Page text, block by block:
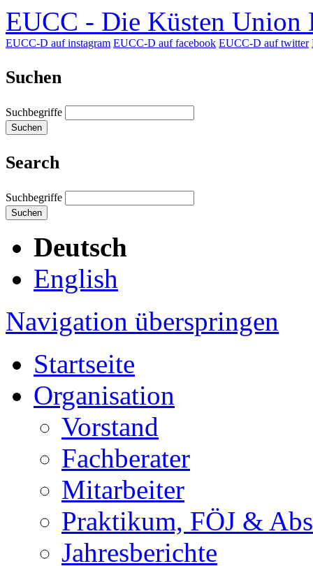
EUCC - Die Küsten Union
EUCC-D auf instagram EUCC-D auf facebook EUCC-D auf twitter
Suchen
Suchbegriffe
Suchen
Search
Suchbegriffe
Suchen
Deutsch
English
Navigation überspringen
Startseite
Organisation
Vorstand
Fachberater
Mitarbeiter
Praktikum, FÖJ &
Jahresberichte